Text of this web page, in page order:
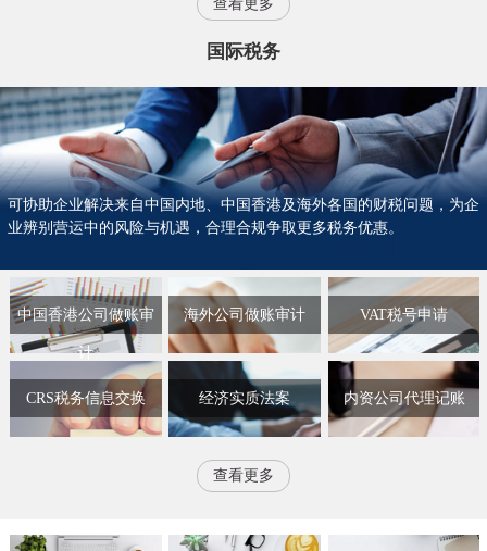
查看更多
国际税务
可协助企业解决来自中国内地、中国香港及海外各国的财税问题，为企
业辨别营运中的风险与机遇，合理合规争取更多税务优惠。
中国香港公司做账审
计
海外公司做账审计 VAT税号申请
CRS税务信息交换 经济实质法案 内资公司代理记账
查看更多